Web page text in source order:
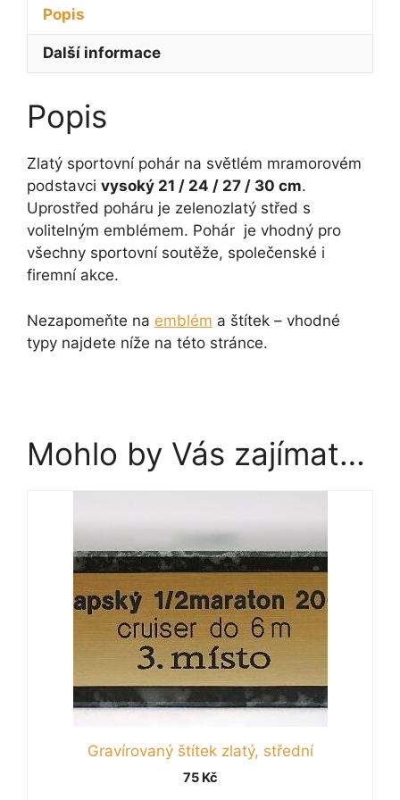
zeleným
30
cm
množství
Popis
Další informace
Popis
Zlatý sportovní pohár na světlém mramorovém
podstavci vysoký 21 / 24 / 27 / 30 cm.
Uprostřed poháru je zelenozlatý střed s
volitelným emblémem. Pohár je vhodný pro
všechny sportovní soutěže, společenské i
firemní akce.
Nezapomeňte na emblém a štítek – vhodné
typy najdete níže na této stránce.
Mohlo by Vás zajímat…
Gravírovaný štítek zlatý, střední
75 Kč